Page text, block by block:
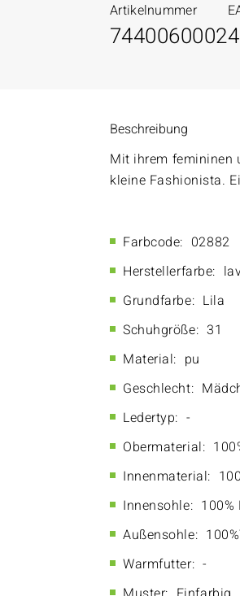
Artikelnummer
7440060002
Beschreibung
Mit ihrem femininen
kleine Fashionista.
Farbcode: 02882
Herstellerfarbe:
Grundfarbe: Lila
Schuhgröße: 31
Material: pu
Geschlecht:
Ledertyp: -
Obermaterial:
Innenmaterial:
Innensohle: 100%
Außensohle:
Warmfutter: -